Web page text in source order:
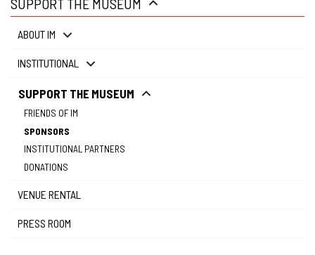
gestão
SUPPORT THE MUSEUM
ABOUT IM
INSTITUTIONAL
SUPPORT THE MUSEUM
FRIENDS OF IM
SPONSORS
INSTITUTIONAL PARTNERS
DONATIONS
VENUE RENTAL
PRESS ROOM